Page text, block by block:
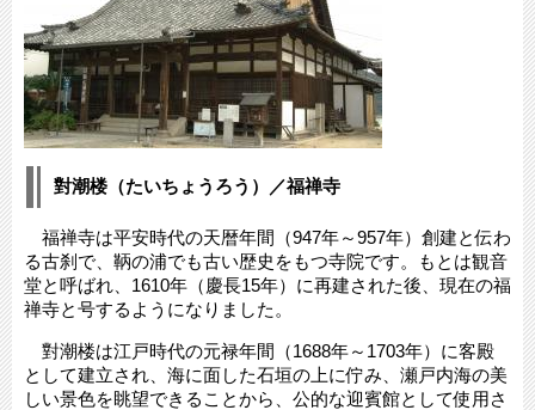
對潮楼（たいちょうろう）／福禅寺
福禅寺は平安時代の天暦年間（947年～957年）創建と伝わ
る古刹で、鞆の浦でも古い歴史をもつ寺院です。もとは観音
堂と呼ばれ、1610年（慶長15年）に再建された後、現在の福
禅寺と号するようになりました。
對潮楼は江戸時代の元禄年間（1688年～1703年）に客殿
として建立され、海に面した石垣の上に佇み、瀬戸内海の美
しい景色を眺望できることから、公的な迎賓館として使用さ